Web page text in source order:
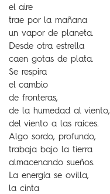
el aire
trae por la mañana
un vapor de planeta.
Desde otra estrella
caen gotas de plata.
Se respira
el cambio
de fronteras,
de la humedad al viento,
del viento a las raíces.
Algo sordo, profundo,
trabaja bajo la tierra
almacenando sueños.
La energía se ovilla,
la cinta